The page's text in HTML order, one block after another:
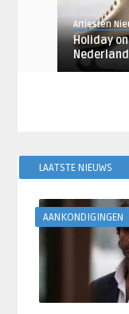
Artiesten
Holiday
LAATSTE NIEUWS
AANKONDIGINGEN